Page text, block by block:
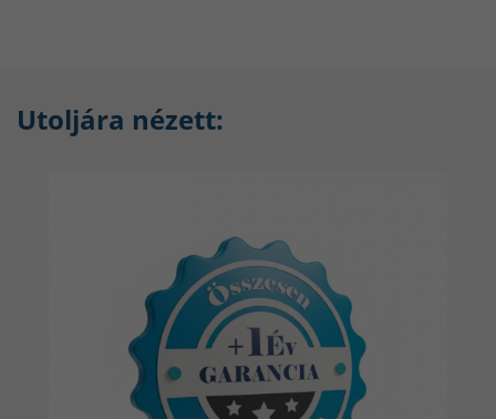
elektronikusan küldjük el a számlát/garanciajegyet és nem
További 1 év Prémium garancia a 3 év lejárta után.
A jótállás hatálya alá tartozó összes javítási díj nem jár
A meghosszabbított garancia automatikusan a gyártó
jótállásának lejárta után lép életbe.
Egyszeri fizetés 8990 Ft összegben meghosszabbított
garancia vásárlásakor: ez megvédi Önt a növekvő
Utoljára nézett: